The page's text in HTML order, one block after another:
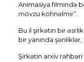
Animasiya filmində
mövzu köhnəlmir”.
Bu il şirkətin bir
bir yanında
Şirkətin arxiv rəhbəri